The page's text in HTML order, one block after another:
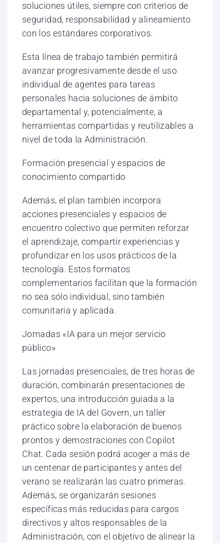
soluciones útiles, siempre con criterios de
seguridad, responsabilidad y alineamiento
con los estándares corporativos.
Esta línea de trabajo también permitirá
avanzar progresivamente desde el uso
individual de agentes para tareas
personales hacia soluciones de ámbito
departamental y, potencialmente, a
herramientas compartidas y reutilizables a
nivel de toda la Administración.
Formación presencial y espacios de
conocimiento compartido
Además, el plan también incorpora
acciones presenciales y espacios de
encuentro colectivo que permiten reforzar
el aprendizaje, compartir experiencias y
profundizar en los usos prácticos de la
tecnología. Estos formatos
complementarios facilitan que la formación
no sea sólo individual, sino también
comunitaria y aplicada.
Jornadas «IA para un mejor servicio
público»
Las jornadas presenciales, de tres horas de
duración, combinarán presentaciones de
expertos, una introducción guiada a la
estrategia de IA del Govern, un taller
práctico sobre la elaboración de buenos
prontos y demostraciones con Copilot
Chat. Cada sesión podrá acoger a más de
un centenar de participantes y antes del
verano se realizarán las cuatro primeras.
Además, se organizarán sesiones
específicas más reducidas para cargos
directivos y altos responsables de la
Administración, con el objetivo de alinear la